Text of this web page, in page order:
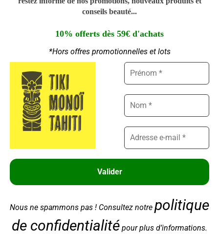
Gérer le consentement aux
cookies
Nous utilisons des cookies pour améliorer votre expérience, analyser le
trafic et personnaliser le contenu. Vous pouvez accepter, refuser ou
personnaliser vos choix.
Accepter
conseils beauté...
10% offerts dès 59€ d'achats
*Hors offres promotionnelles et lots
Nous ne spammons pas ! Consultez notre politique
de confidentialité pour plus d’informations.
NOUS CONTACTER
02 28 00 94 89
Ouvert du Lundi au Jeudi : 9h - 12h30 | 14h30 -
18h00
Ouvert le Vendredi : 9h - 12h30